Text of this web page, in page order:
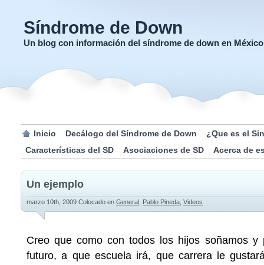
Síndrome de Down
Un blog con información del síndrome de down en México
Inicio Decálogo del Síndrome de Down
¿Que es el
Características del SD
Asociaciones de SD Acerca de
Un ejemplo
marzo 10th, 2009 Colocado en General Pablo Pineda Videos
Creo que como con todos los hijos soñamos y
futuro, a que escuela irá, que carrera le